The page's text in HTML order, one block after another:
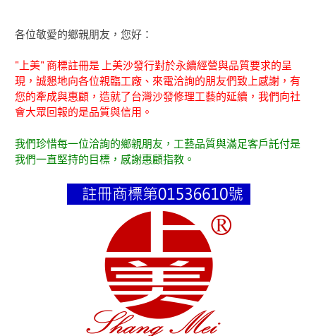
各位敬愛的鄉親朋友，您好：
"上美" 商標註冊是 上美沙發行對於永續經營與品質要求的呈
現，誠懇地向各位親臨工廠、來電洽詢的朋友們致上感謝，有
您的牽成與惠顧，造就了台灣沙發修理工藝的延續，我們向社
會大眾回報的是品質與信用。
我們珍惜每一位洽詢的鄉親朋友，工藝品質與滿足客戶託付是
我們一直堅持的目標，感謝惠顧指教。